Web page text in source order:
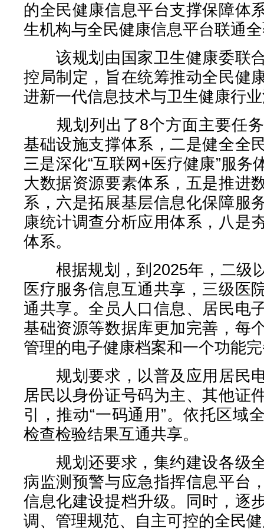
的全民健康信息平台支撑保障体
生机构与全民健康信息平台联通
该规划由国家卫生健康委联
控局制定，旨在统筹推动全民健
进新一代信息技术与卫生健康行
规划列出了8个方面主要任务
基础设施支撑体系，二是健全全
三是深化“互联网+医疗健康”服务
大数据资源要素体系，五是推进
系，六是拓展基层信息化保障服
康统计调查分析应用体系，八是
体系。
根据规划，到2025年，二级
医疗服务信息互通共享，三级医
通共享。全员人口信息、居民电
基础资源等数据库更加完善，每
管理的电子健康档案和一个功能
规划要求，以普及应用居民
居民以身份证号码为主、其他证
引，推动“一码通用”。依托区域
检查检验结果互通共享。
规划还要求，集约建设各级
病监测预警与应急指挥信息平台
信息化建设提档升级。同时，逐
调、管理规范、自主可控的全民